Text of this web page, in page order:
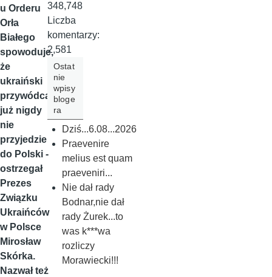
u Orderu
Orła
Białego
spowoduje,
że
ukraiński
przywódca
już nigdy
nie
przyjedzie
do Polski -
ostrzegał
Prezes
Związku
Ukraińców
w Polsce
Mirosław
Skórka.
Nazwał też
348,748
Liczba
komentarzy:
2,581
Ostat
nie
wpisy
bloge
ra
Dziś...6.08...2026
Praevenire
melius est quam
praeveniri...
Nie dał rady
Bodnar,nie dał
rady Żurek...to
was k***wa
rozliczy
Morawiecki!!!